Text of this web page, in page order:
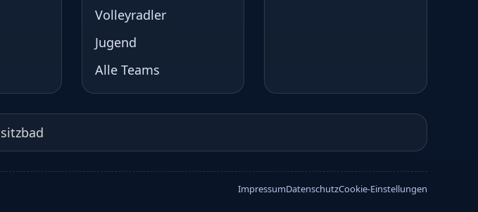
Volleyradler
Jugend
Alle Teams
ImpressumDatenschutzCookie-Einstellungen